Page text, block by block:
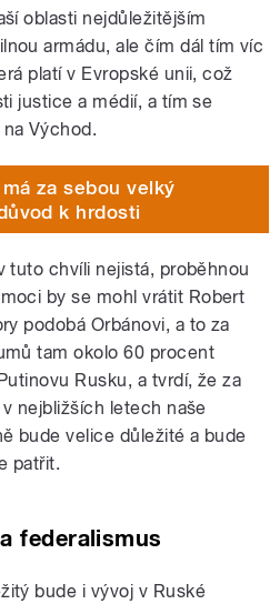
oblasti nejdůležitějším
armádu, ale čím dál tím víc
platí v Evropské unii, což
justice a médií, a tím se
Východ.
za sebou velký
k hrdosti
tuto chvíli nejistá, proběhnou
by se mohl vrátit Robert
podobá Orbánovi, a to za
tam okolo 60 procent
Rusku, a tvrdí, že za
nejbližších letech naše
bude velice důležité a bude
patřit.
federalismus
bude i vývoj v Ruské